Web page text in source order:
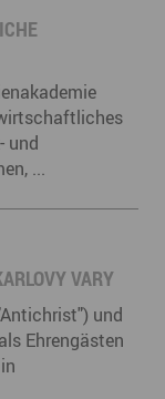
und
...
VARY
und
Ehrengästen